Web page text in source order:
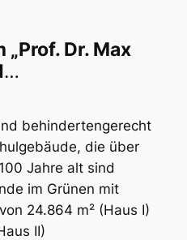
„Prof. Dr. Max
…
behindertengerecht
die über
Jahre alt sind
im Grünen mit
24.864 m² (Haus I)
II)